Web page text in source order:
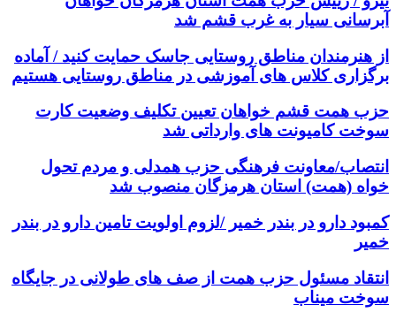
آبرسانی سیار به غرب قشم شد
از هنرمندان مناطق روستایی جاسک حمایت کنید / آماده
برگزاری کلاس های آموزشی در مناطق روستایی هستیم
حزب همت قشم خواهان تعیین تکلیف وضعیت کارت
سوخت کامیونت های وارداتی شد
انتصاب/معاونت فرهنگی حزب همدلی و مردم تحول
خواه (همت) استان هرمزگان منصوب شد
کمبود دارو در بندر خمیر /لزوم اولویت تامین دارو در بندر
خمیر
انتقاد مسئول حزب همت از صف های طولانی در جایگاه
سوخت میناب